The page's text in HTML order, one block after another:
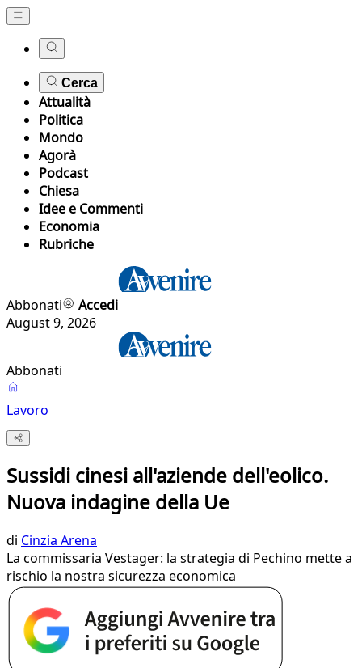
Cerca
Attualità
Politica
Mondo
Agorà
Podcast
Chiesa
Idee e Commenti
Economia
Rubriche
Abbonati
Accedi
August 9, 2026
Abbonati
Lavoro
Sussidi cinesi all'aziende dell'eolico.
Nuova indagine della Ue
di Cinzia Arena
La commissaria Vestager: la strategia di Pechino mette a
rischio la nostra sicurezza economica